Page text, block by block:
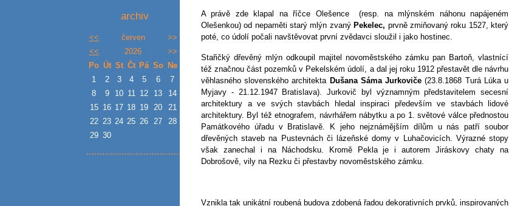
A právě zde klapal na říčce Olešence (resp. na mlýnském náhonu napájeném
Olešenkou) od nepaměti starý mlýn zvaný Pekelec, prvně zmiňovaný roku 1527, který
poté, co údolí počali navštěvovat první zvědavci sloužil i jako hostinec.
Stařičký dřevěný mlýn odkoupil majitel novoměstského zámku pan Bartoň, vlastnící
též značnou část pozemků v Pekelském údolí, a dal jej roku 1912 přestavět dle návrhu
věhlasného slovenského architekta Dušana Sáma Jurkoviče (23.8.1868 Turá Lúka u
Myjavy - 21.12.1947 Bratislava). Jurkovič byl významným představitelem secesní
architektury a ve svých stavbách hledal inspiraci především ve stavbách lidové
architektury. Byl též etnografem, návrhářem nábytku a po 1. světové válce přednostou
Památkového úřadu v Bratislavě. K jeho nejznámějším dílům u nás patří soubor
dřevěných staveb na Pustevnách či lázeňské domy v Luhačovicích. Výrazné stopy
však zanechal i na Náchodsku. Kromě Pekla je i autorem Jiráskovy chaty na
Dobrošově, vily na Rezku či přestavby novoměstského zámku.
Vznikla tak unikátní roubená budova zdobená řadou dekorativních prvků, inspirovaných
archiv
<< červen
>>
<<
2026
>>
Po Út St Čt Pá So
Ne
1
2 3 4 5 6
7
8
9 10 11 12 13
14
15 16 17 18 19 20
21
22 23 24 25 26 27
28
29 30